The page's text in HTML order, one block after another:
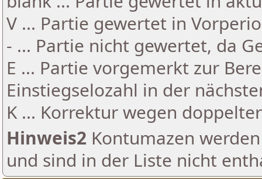
V ... Partie gewertet in
- ... Partie nicht gewertet, da
E ... Partie vorgemerkt zur
Einstiegselozahl in der
K ... Korrektur wegen
Hinweis2 Kontumazen
und sind in der Liste nicht